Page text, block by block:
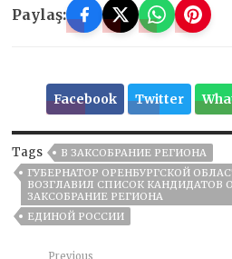
Paylaş:
Facebook Twitter
Tags
В ЗАКСОБРАНИЕ РЕГИОНА
ГУБЕРНАТОР ОРЕНБУРГСКОЙ
ВОЗГЛАВИЛ СПИСОК КАНДИДАТОВ
ЗАКСОБРАНИЕ РЕГИОНА
ЕДИНОЙ РОССИИ
Previous